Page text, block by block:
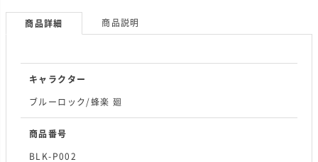
商品詳細 商品説明
キャラクター
ブルーロック/蜂楽 廻
商品番号
BLK-P002